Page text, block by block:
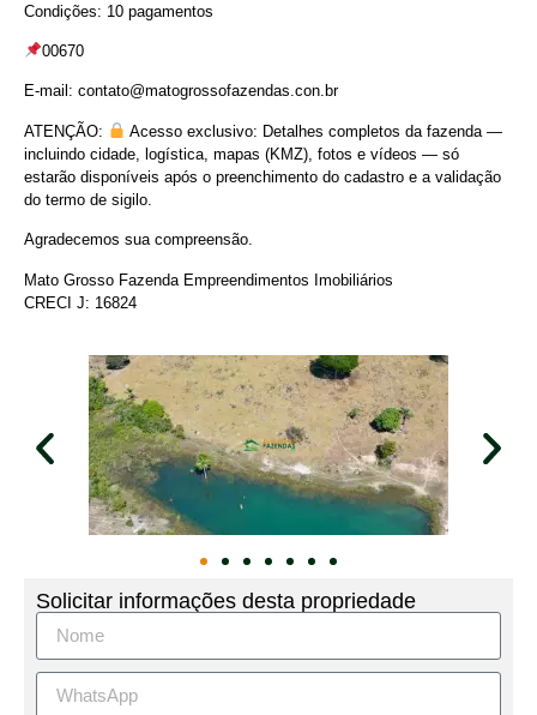
Condições: 10 pagamentos
00670
E-mail: contato@matogrossofazendas.con.br
ATENÇÃO:
Acesso exclusivo: Detalhes completos da fazenda —
incluindo cidade, logística, mapas (KMZ), fotos e vídeos — só
estarão disponíveis após o preenchimento do cadastro e a validação
do termo de sigilo.
Agradecemos sua compreensão.
Mato Grosso Fazenda Empreendimentos Imobiliários
CRECI J: 16824
Solicitar informações desta propriedade